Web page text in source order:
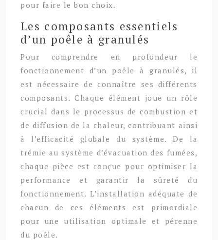
pour faire le bon choix.
Les composants essentiels
d’un poêle à granulés
Pour comprendre en profondeur le
fonctionnement d’un poêle à granulés, il
est nécessaire de connaître ses différents
composants. Chaque élément joue un rôle
crucial dans le processus de combustion et
de diffusion de la chaleur, contribuant ainsi
à l’efficacité globale du système. De la
trémie au système d’évacuation des fumées,
chaque pièce est conçue pour optimiser la
performance et garantir la sûreté du
fonctionnement. L’installation adéquate de
chacun de ces éléments est primordiale
pour une utilisation optimale et pérenne
du poêle.